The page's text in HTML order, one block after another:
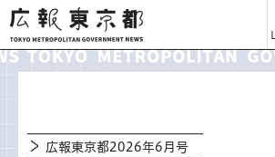
広報東京都
広報東京都2026年6月号